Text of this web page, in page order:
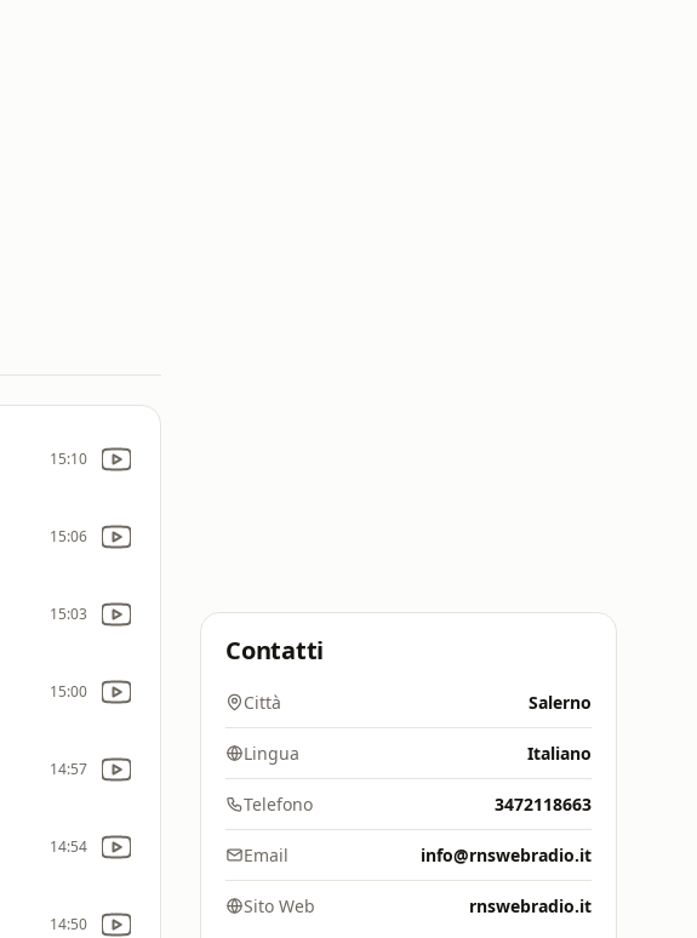
15:10
15:06
15:03
15:00
14:57
14:54
14:50
Contatti
Città Salerno
Lingua Italiano
Telefono 3472118663
Email info@rnswebradio.it
Sito Web rnswebradio.it